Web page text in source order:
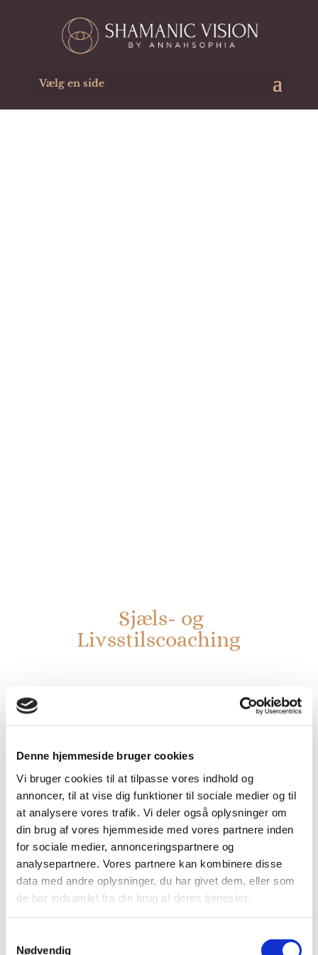
Denne hjemmeside bruger cookies
Vi bruger cookies til at tilpasse vores indhold og
annoncer, til at vise dig funktioner til sociale medier og til
at analysere vores trafik. Vi deler også oplysninger om
din brug af vores hjemmeside med vores partnere inden
for sociale medier, annonceringspartnere og
analysepartnere. Vores partnere kan kombinere disse
data med andre oplysninger, du har givet dem, eller som
de har indsamlet fra din brug af deres tjenester.
Nødvendig
Vælg en side
Sjæls- og
Livsstilscoaching
Denne type session er meget velegnet til dig,
du er på vej hen. Det vil sige du står måske et
sted lige nu, hvor det hele kan synes lidt
uoverskueligt, du går og mærker, at der er en
masse indeni, der måske ikke rigtig er i synk
med den du er, og du ved måske ikke rigtigt,
hvor du skal starte eller slutte, for at få ændret
din her og nu tilstand henimod det du går og
drømmer om.
hele vejen rundt så tanker, krop, mad, vaner,